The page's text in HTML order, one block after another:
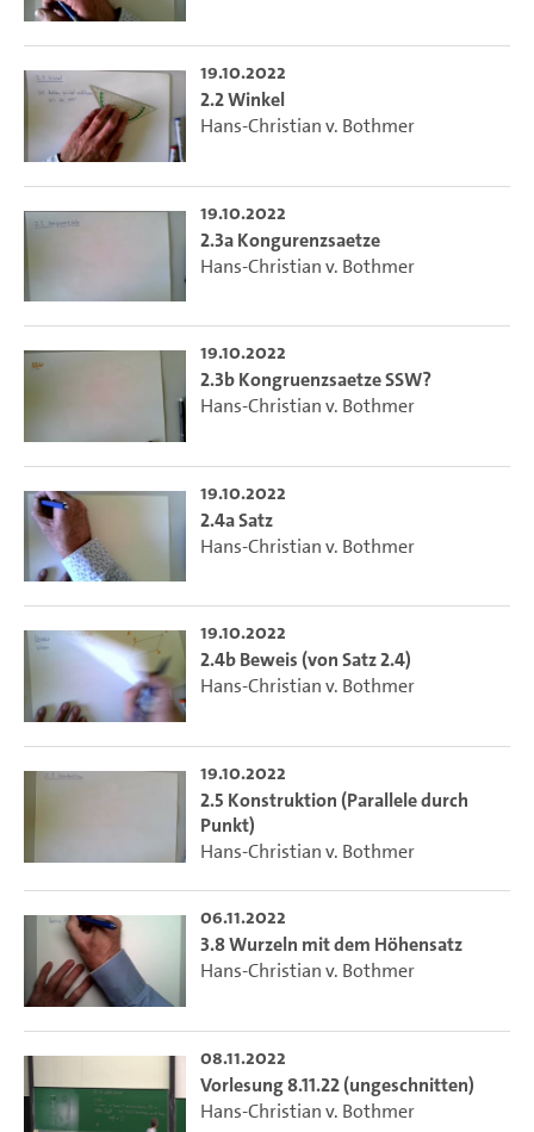
19.10.2022
2.2 Winkel
Hans-Christian v. Bothmer
19.10.2022
2.3a Kongurenzsaetze
Hans-Christian v. Bothmer
19.10.2022
2.3b Kongruenzsaetze SSW?
Hans-Christian v. Bothmer
19.10.2022
2.4a Satz
Hans-Christian v. Bothmer
19.10.2022
2.4b Beweis (von Satz 2.4)
Hans-Christian v. Bothmer
19.10.2022
2.5 Konstruktion (Parallele durch
Punkt)
Hans-Christian v. Bothmer
06.11.2022
3.8 Wurzeln mit dem Höhensatz
Hans-Christian v. Bothmer
08.11.2022
Vorlesung 8.11.22 (ungeschnitten)
Hans-Christian v. Bothmer